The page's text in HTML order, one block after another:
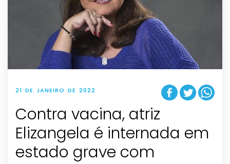
21 DE JANEIRO DE 2022
Contra vacina, atriz
Elizangela é internada em
estado grave com